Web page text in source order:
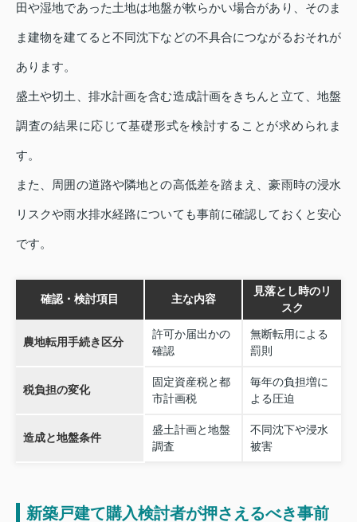
田や湿地であった土地は地盤が軟らかい場合があり、そのま
ま建物を建てると不同沈下などの不具合につながるおそれが
あります。
盛土や切土、排水計画を含む造成計画をきちんと立て、地盤
調査の結果に応じて基礎形式を検討することが求められま
す。
また、周囲の道路や隣地との高低差を踏まえ、豪雨時の浸水
リスクや雨水排水経路についても事前に確認しておくと安心
です。
確認・検討項目 主な内容
見落とし時のリ
スク
農地転用手続き区分
許可か届出かの
確認
無断転用による
罰則
税負担の変化
固定資産税と都
市計画税
毎年の負担増に
よる圧迫
造成と地盤条件
盛土計画と地盤
調査
不同沈下や浸水
被害
新築戸建て購入検討者が押さえるべき事前